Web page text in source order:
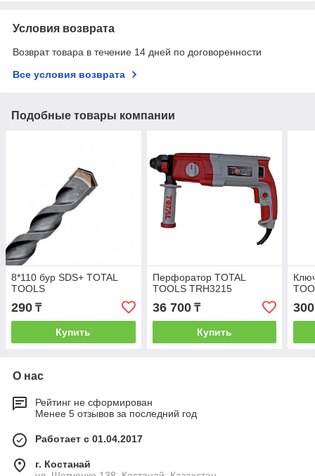
Условия возврата
Возврат товара в течение 14 дней по договоренности
Все условия возврата
Подобные товары компании
8*110 бур SDS+ TOTAL
TOOLS
290 ₸
Купить
Перфоратор TOTAL
TOOLS TRH3215
36 700₸
Купить
300
О нас
Рейтинг не сформирован
Менее 5 отзывов за последний год
Работает с 01.04.2017
г. Костанай